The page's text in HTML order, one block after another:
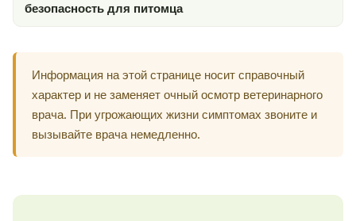
безопасность для питомца
Информация на этой странице носит справочный
характер и не заменяет очный осмотр ветеринарного
врача. При угрожающих жизни симптомах звоните и
вызывайте врача немедленно.